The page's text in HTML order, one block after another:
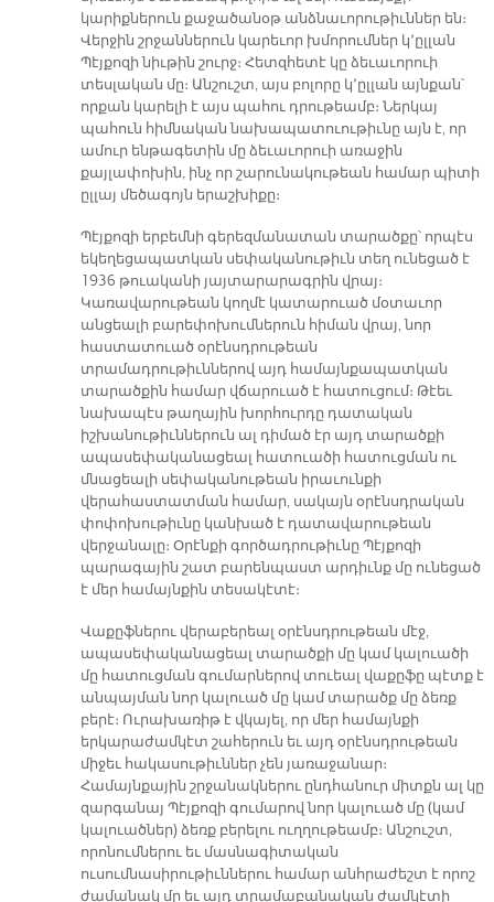
կարիքներուն քաջածանօթ անձնաւորութիւններ են։
Վերջին շրջաններուն կարեւոր խմորումներ կ՚ըլլան
Պէյքոզի նիւթին շուրջ։ Հետզհետէ կը ձեւաւորուի
տեսլական մը։ Անշուշտ, այս բոլորը կ՚ըլլան այնքան՝
որքան կարելի է այս պահու դրութեամբ։ Ներկայ
պահուն հիմնական նախապատուութիւնը այն է, որ
ամուր ենթագետին մը ձեւաւորուի առաջին
քայլափոխին, ինչ որ շարունակութեան համար պիտի
ըլլայ մեծագոյն երաշխիքը։
Պէյքոզի երբեմնի գերեզմանատան տարածքը՝ որպէս
եկեղեցապատկան սեփականութիւն տեղ ունեցած է
1936 թուականի յայտարարագրին վրայ։
Կառավարութեան կողմէ կատարուած մօտաւոր
անցեալի բարեփոխումներուն հիման վրայ, նոր
հաստատուած օրէնսդրութեան
տրամադրութիւններով այդ համայնքապատկան
տարածքին համար վճարուած է հատուցում։ Թէեւ
նախապէս թաղային խորհուրդը դատական
իշխանութիւններուն ալ դիմած էր այդ տարածքի
ապասեփականացեալ հատուածի հատուցման ու
մնացեալի սեփականութեան իրաւունքի
վերահաստատման համար, սակայն օրէնսդրական
փոփոխութիւնը կանխած է դատավարութեան
վերջանալը։ Օրէնքի գործադրութիւնը Պէյքոզի
պարագային շատ բարենպաստ արդիւնք մը ունեցած
է մեր համայնքին տեսակէտէ։
Վաքըֆներու վերաբերեալ օրէնսդրութեան մէջ,
ապասեփականացեալ տարածքի մը կամ կալուածի
մը հատուցման գումարներով տուեալ վաքըֆը պէտք է
անպայման նոր կալուած մը կամ տարածք մը ձեռք
բերէ։ Ուրախառիթ է վկայել, որ մեր համայնքի
երկարաժամկէտ շահերուն եւ այդ օրէնսդրութեան
միջեւ հակասութիւններ չեն յառաջանար։
Համայնքային շրջանակներու ընդհանուր միտքն ալ կը
զարգանայ Պէյքոզի գումարով նոր կալուած մը (կամ
կալուածներ) ձեռք բերելու ուղղութեամբ։ Անշուշտ,
որոնումներու եւ մասնագիտական
ուսումնասիրութիւններու համար անհրաժեշտ է որոշ
ժամանակ մը եւ այդ տրամաբանական ժամկէտի